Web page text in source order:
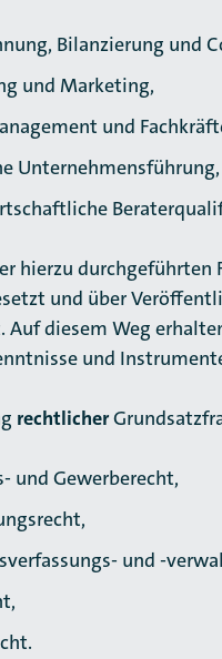
Bilanzierung und
und Marketing,
und
Unternehmensführung,
hierzu
und über
Auf diesem Weg
und
rechtlicher
und Gewerberecht,
und -